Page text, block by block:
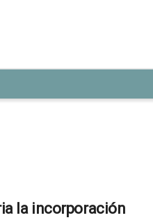
la incorporación